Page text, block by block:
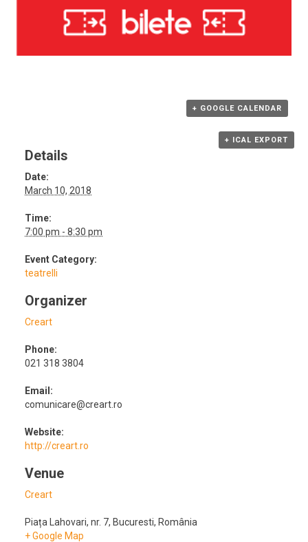
+ GOOGLE CALENDAR
+ ICAL EXPORT
Details
Date:
March 10, 2018
Time:
7:00 pm - 8:30 pm
Event Category:
teatrelli
Organizer
Creart
Phone:
021 318 3804
Email:
comunicare@creart.ro
Website:
http://creart.ro
Venue
Creart
Piața Lahovari, nr. 7, Bucuresti, România
+ Google Map